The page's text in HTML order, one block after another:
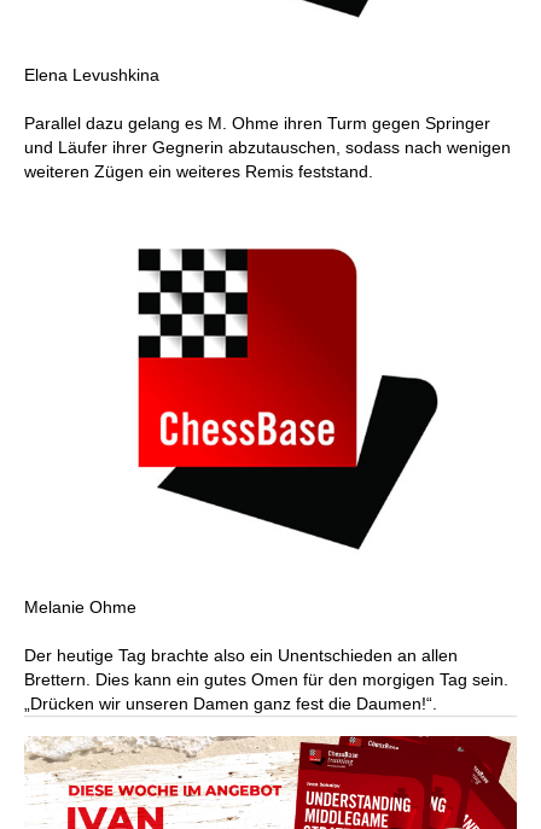
Elena Levushkina
Parallel dazu gelang es M. Ohme ihren Turm gegen Springer
und Läufer ihrer Gegnerin abzutauschen, sodass nach wenigen
weiteren Zügen ein weiteres Remis feststand.
Melanie Ohme
Der heutige Tag brachte also ein Unentschieden an allen
Brettern. Dies kann ein gutes Omen für den morgigen Tag sein.
„Drücken wir unseren Damen ganz fest die Daumen!“.